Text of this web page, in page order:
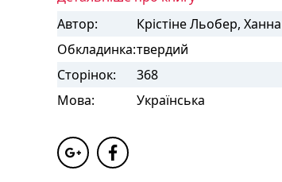
Автор:
Крістіне Льобер,
Обкладинка:твердий
Сторінок:
368
Мова:
Українська